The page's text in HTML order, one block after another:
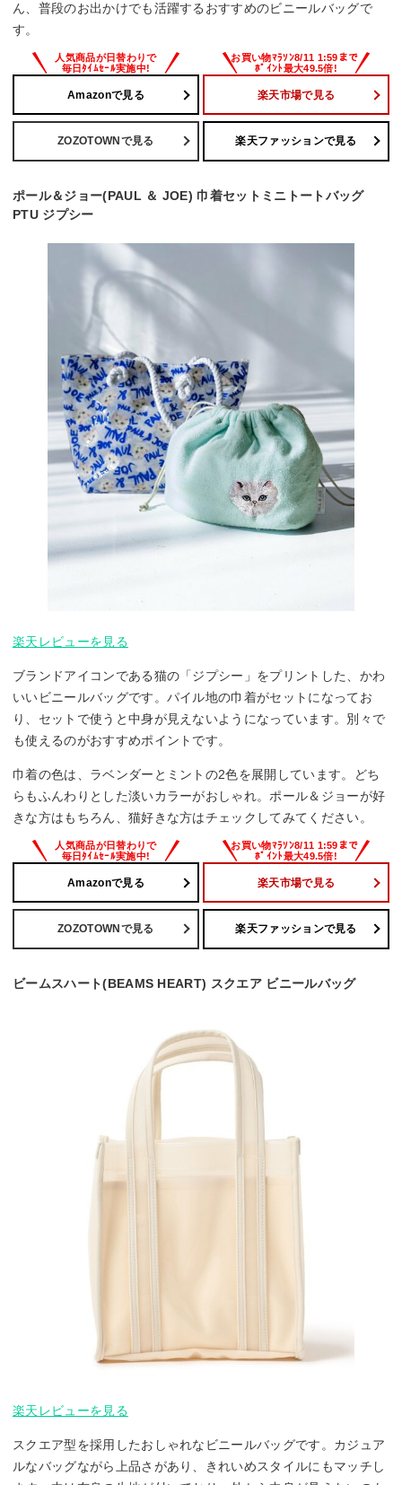
ん、普段のお出かけでも活躍するおすすめのビニールバッグで
す。
Amazonで見る 楽天市場で見る
ZOZOTOWNで見る 楽天ファッションで見る
ポール＆ジョー(PAUL ＆ JOE) 巾着セットミニトートバッグ
PTU ジプシー
楽天レビューを見る
ブランドアイコンである猫の「ジプシー」をプリントした、かわ
いいビニールバッグです。パイル地の巾着がセットになってお
り、セットで使うと中身が見えないようになっています。別々で
も使えるのがおすすめポイントです。
巾着の色は、ラベンダーとミントの2色を展開しています。どち
らもふんわりとした淡いカラーがおしゃれ。ポール＆ジョーが好
きな方はもちろん、猫好きな方はチェックしてみてください。
Amazonで見る 楽天市場で見る
ZOZOTOWNで見る 楽天ファッションで見る
ビームスハート(BEAMS HEART) スクエア ビニールバッグ
楽天レビューを見る
スクエア型を採用したおしゃれなビニールバッグです。カジュア
ルなバッグながら上品さがあり、きれいめスタイルにもマッチし